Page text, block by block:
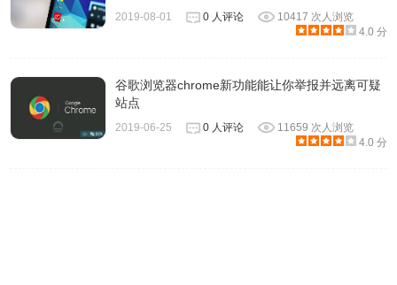
2019-08-01 0 人评论
10417 次人浏览
4.0 分
谷歌浏览器chrome新功能能让你举报并远离可疑
站点
2019-06-25 0 人评论
11659 次人浏览
4.0 分